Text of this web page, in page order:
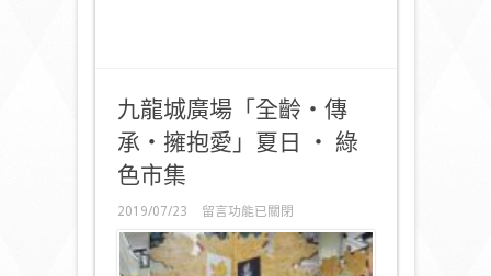
色
作〉
九龍城廣場「全齡‧傳
承‧擁抱愛」夏日 ‧ 綠
色市集
2019/07/23
在
〈九
龍
城
留言功能已關閉